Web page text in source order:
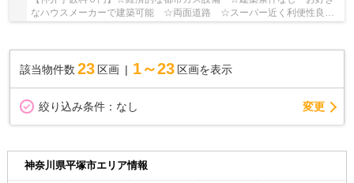
なハウスメーカーで建築可能 ☆両面道路 ☆スーパー近く利便性良
該当物件数 23 区画 1～23 区画を表示
絞り込み条件： なし 変更
神奈川県平塚市エリア情報